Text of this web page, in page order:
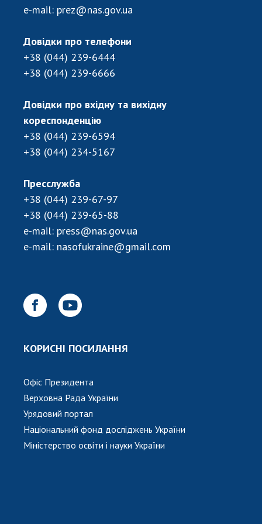
Відкрита наука в НАН України
Підготовка наукових кадрів
Робота з молоддю
МІЖНАРОДНЕ СПІВРОБІТНИЦТВО
Членство в міжнародних організаціях
Міжнародні угоди
Міжнародні програми та конкурси
Нормативні акти НАН України
Державний бюджет НАН України
Вибори до складу НАН України
Бланки документів
НАУКОВІ ВИДАННЯ
КОНТАКТИ
ПРОФСПІЛКА НАН УКРАЇНИ
КАБІНЕТ
e-mail: prez@nas.gov.ua
Довідки про телефони
+38 (044) 239-6444
+38 (044) 239-6666
Довідки про вхідну та вихідну
кореспонденцію
+38 (044) 239-6594
+38 (044) 234-5167
Пресслужба
+38 (044) 239-67-97
+38 (044) 239-65-88
e-mail: press@nas.gov.ua
e-mail: nasofukraine@gmail.com
КОРИСНІ ПОСИЛАННЯ
Офіс Президента
Верховна Рада України
Урядовий портал
Національний фонд досліджень України
Міністерство освіти і науки України